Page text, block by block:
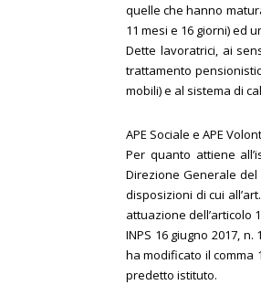
quelle che hanno
11 mesi e 16 giorni) ed
Dette lavoratrici, ai
trattamento
mobili) e al sistema di
APE Sociale e APE
Per quanto attiene
Direzione Generale del
disposizioni di cui
attuazione dell’articolo
INPS 16 giugno 2017,
ha modificato il comma
predetto istituto.